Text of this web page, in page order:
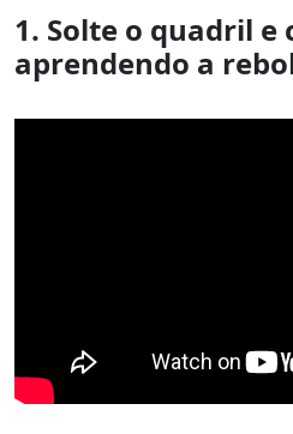
1. Solte o quadril e
aprendendo a